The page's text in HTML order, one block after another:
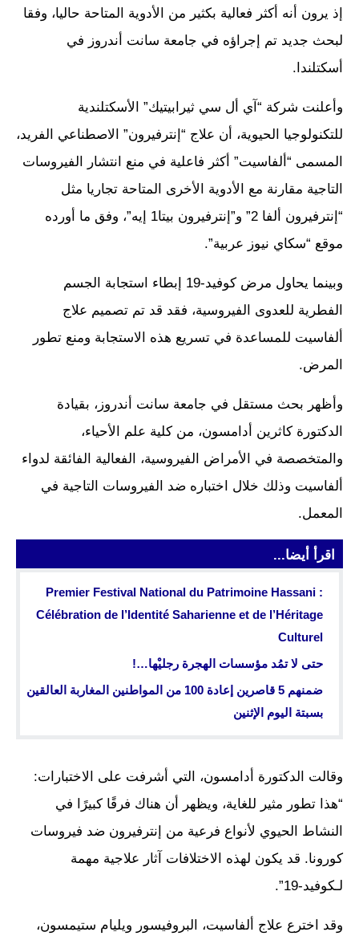
إذ يرون أنه أكثر فعالية بكثير من الأدوية المتاحة حاليا، وفقا
لبحث جديد تم إجراؤه في جامعة سانت أندروز في
أسكتلندا.
وأعلنت شركة “آي أل سي ثيرابيتيك” الأسكتلندية
للتكنولوجيا الحيوية، أن علاج “إنترفيرون” الاصطناعي الفريد،
المسمى “ألفاسيت” أكثر فاعلية في منع انتشار الفيروسات
التاجية مقارنة مع الأدوية الأخرى المتاحة تجاريا مثل
“إنترفيرون ألفا 2” و”إنترفيرون بيتا1 إيه”، وفق ما أورده
موقع “سكاي نيوز عربية”.
وبينما يحاول مرض كوفيد-19 إبطاء استجابة الجسم
الفطرية للعدوى الفيروسية، فقد قد تم تصميم علاج
ألفاسيت للمساعدة في تسريع هذه الاستجابة ومنع تطور
المرض.
وأظهر بحث مستقل في جامعة سانت أندروز، بقيادة
الدكتورة كاثرين أدامسون، من كلية علم الأحياء،
والمتخصصة في الأمراض الفيروسية، الفعالية الفائقة لدواء
ألفاسيت وذلك خلال اختباره ضد الفيروسات التاجية في
المعمل.
اقرأ أيضا...
Premier Festival National du Patrimoine Hassani :
Célébration de l’Identité Saharienne et de l’Héritage
Culturel
حتى لا تمُد مؤسسات الهجرة رجليْها…!
ضمنهم 5 قاصرين إعادة 100 من المواطنين المغاربة العالقين
بسبتة اليوم الإثنين
وقالت الدكتورة أدامسون، التي أشرفت على الاختبارات:
“هذا تطور مثير للغاية، ويظهر أن هناك فرقًا كبيرًا في
النشاط الحيوي لأنواع فرعية من إنترفيرون ضد فيروسات
كورونا. قد يكون لهذه الاختلافات آثار علاجية مهمة
لـكوفيد-19”.
وقد اخترع علاج ألفاسيت، البروفيسور ويليام ستيمسون،